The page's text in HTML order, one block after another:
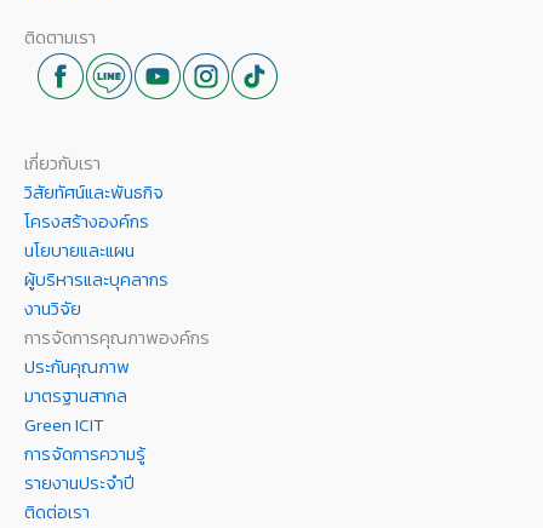
ติดตามเรา
เกี่ยวกับเรา
วิสัยทัศน์และพันธกิจ
โครงสร้างองค์กร
นโยบายและแผน
ผู้บริหารและบุคลากร
งานวิจัย
การจัดการคุณภาพองค์กร
ประกันคุณภาพ
มาตรฐานสากล
Green ICIT
การจัดการความรู้
รายงานประจำปี
ติดต่อเรา